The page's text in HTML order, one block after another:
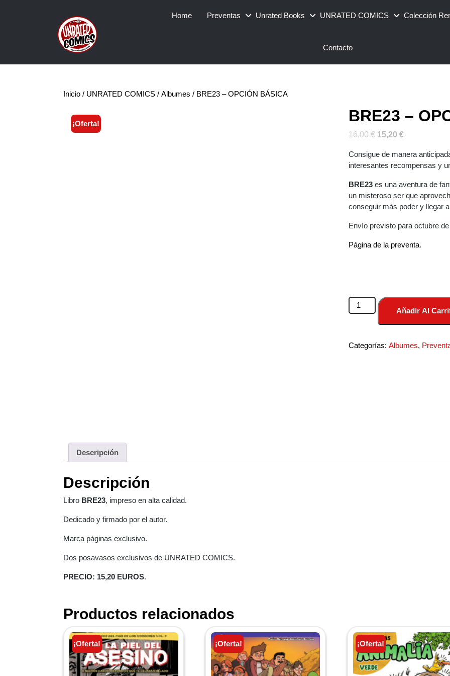
Home Preventas Unrated Books UNRATED COMICS Colección
Contacto
Inicio / UNRATED COMICS / Albumes / BRE23 – OPCIÓN BÁSICA
¡Oferta! BRE23 –
16,00€ El
original
era:
15,20 €El
actual
es:
Consigue de manera
interesantes recompensas y
BRE23es una aventura de
un misteroso ser que
conseguir más poder y llegar
Envío previsto para octubre de
Página de la preventa.
BRE23
-
OPCIÓN
cantidad
Añadir Al
Categorías: Albumes,
Descripción
Descripción
Libro BRE23, impreso en alta calidad.
Dedicado y firmado por el autor.
Marca páginas exclusivo.
Dos posavasos exclusivos de UNRATED COMICS.
PRECIO: 15,20 EUROS.
Productos relacionados
¡Oferta! ¡Oferta! ¡Oferta!